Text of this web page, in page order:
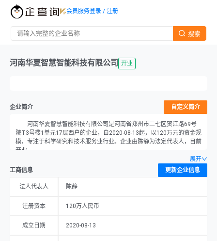
搜索
会员服务登录 / 注册
河南华夏智慧智能科技有限公司 开业
企业简介 自定义简介
河南华夏智慧智能科技有限公司是河南省郑州市二七区贺江路69号
院T3号楼1单元17层西户的企业，自2020-08-13起，以120万元的资金规
模，专注于科学研究和技术服务业行业。企业由陈静为法定代表人，目前
开业。
展开
工商信息
更新企业信息
法人代表人 陈静
注册资本 120万人民币
成立日期 2020-08-13